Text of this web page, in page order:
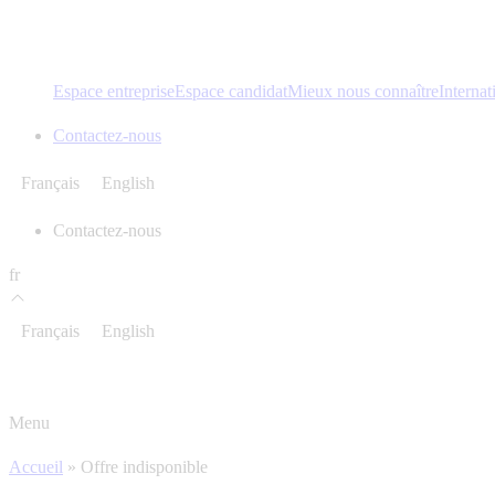
Espace entrepriseEspace candidatMieux nous connaître
Contactez-nous
Français English
Contactez-nous
fr
Français English
Menu
Accueil » Offre indisponible